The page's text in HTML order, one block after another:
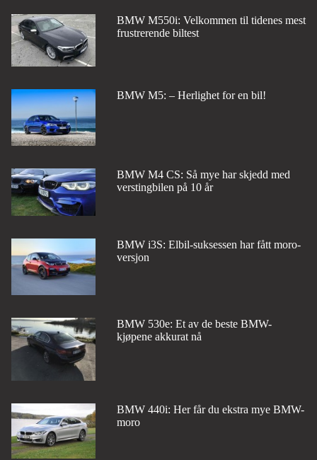
BMW M550i: Velkommen til tidenes mest
frustrerende biltest
BMW M5: – Herlighet for en bil!
BMW M4 CS: Så mye har skjedd med
verstingbilen på 10 år
BMW i3S: Elbil-suksessen har fått moro-
versjon
BMW 530e: Et av de beste BMW-
kjøpene akkurat nå
BMW 440i: Her får du ekstra mye BMW-
moro